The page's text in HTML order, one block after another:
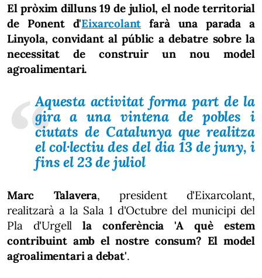
El pròxim dilluns 19 de juliol, el node territorial
de Ponent d'Eixarcolant farà una parada a
Linyola, convidant al públic a debatre sobre la
necessitat de construir un nou model
agroalimentari.
Aquesta activitat forma part de la
gira a una vintena de pobles i
ciutats de Catalunya que realitza
el col·lectiu des del dia 13 de juny, i
fins el 23 de juliol
Marc Talavera, president d'Eixarcolant,
realitzarà a la Sala 1 d'Octubre del municipi del
Pla d'Urgellla conferència 'A què estem
contribuint amb el nostre consum? El model
agroalimentari a debat'.